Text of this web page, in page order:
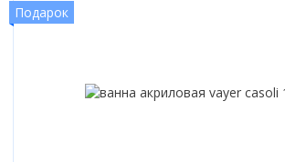
Подарок